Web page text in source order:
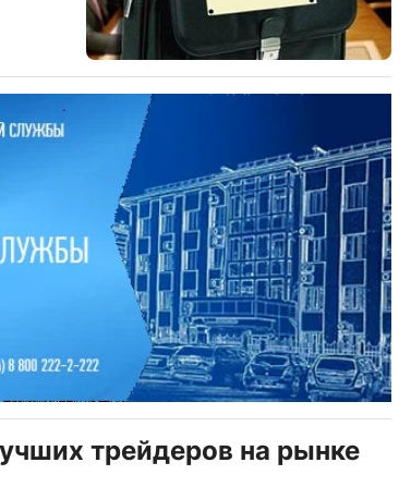
трейдеров на рынке